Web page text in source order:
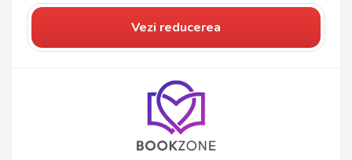
Vezi reducerea